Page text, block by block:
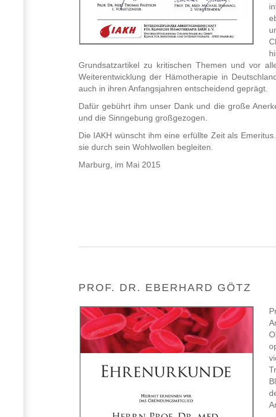
Grundsatzartikel zu kritischen Themen und vor
Weiterentwicklung der Hämotherapie in
auch in ihren Anfangsjahren entscheidend geprägt.
Dafür gebührt ihm unser Dank und die große
und die Sinngebung großgezogen.
Die IAKH wünscht ihm eine erfüllte Zeit als
sie durch sein Wohlwollen begleiten.
Marburg, im Mai 2015
PROF. DR. EBERHARD GÖTZ